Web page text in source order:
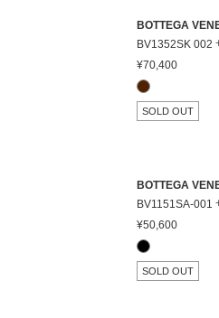
BOTTEGA
BV1352SK 002
¥70,400
SOLD OUT
BOTTEGA
¥50,600
SOLD OUT